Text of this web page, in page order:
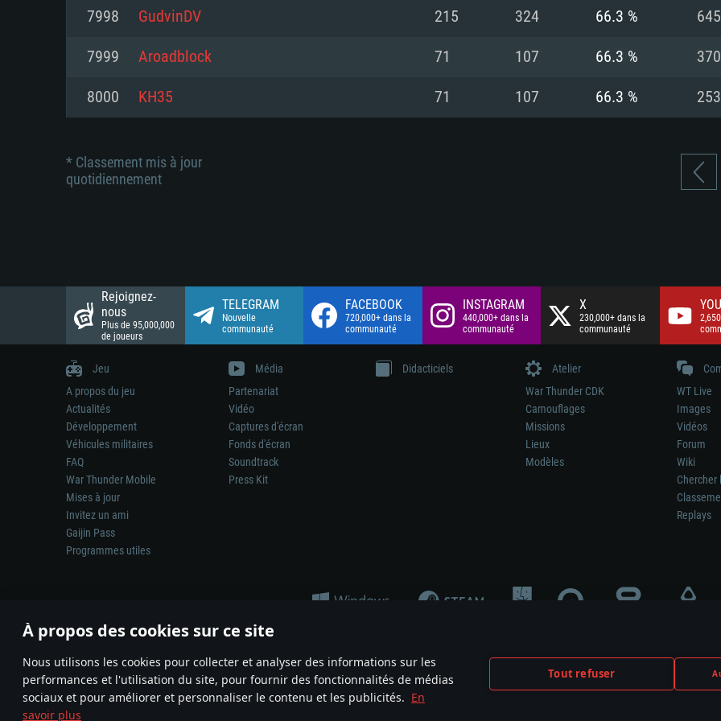
À propos des cookies sur ce site
Nous utilisons les cookies pour collecter et analyser des informations sur les
performances et l'utilisation du site, pour fournir des fonctionnalités de médias
sociaux et pour améliorer et personnaliser le contenu et les publicités. En
savoir plus
Tout refuser
Disque dur: 23.1 Go (client minimal)
Disque dur: 75.9
Disque dur: 62,2 Go (client minimal)
Disque dur: 62,2
Connection: Connexion Internet à haut débit
Disque dur: 62,2 Go (client minimal)
Disque dur: 60,2
7998 GudvinDV 215 324 66.3 % 645
7999 Aroadblock 71 107 66.3 % 370
8000 KH35 71 107 66.3 % 253
* Classement mis à jour
quotidiennement
Rejoignez-
nous
Plus de 95,000,000
de joueurs
TELEGRAM
Nouvelle
communauté
FACEBOOK
720,000+ dans la
communauté
INSTAGRAM
440,000+ dans la
communauté
X
230,000+ dans la
communauté
Jeu
A propos du jeu
Actualités
Développement
Véhicules militaires
FAQ
War Thunder Mobile
Mises à jour
Invitez un ami
Gaijin Pass
Programmes utiles
Média
Partenariat
Vidéo
Captures d'écran
Fonds d'écran
Soundtrack
Press Kit
Didacticiels
Atelier
War Thunder CDK
Camouflages
Missions
Lieux
Modèles
WT Live
Images
Vidéos
Forum
Wiki
Chercher
Replays
La représentation d’une arme ou d’un véhicule réel dans ce jeu ne signifie pas la participation au développement du jeu, le sponsoring ou à
© 2011—2026 Gaijin Games Kft. All trademarks, logos and brand names are the property of their respective owners.
Termes et conditions